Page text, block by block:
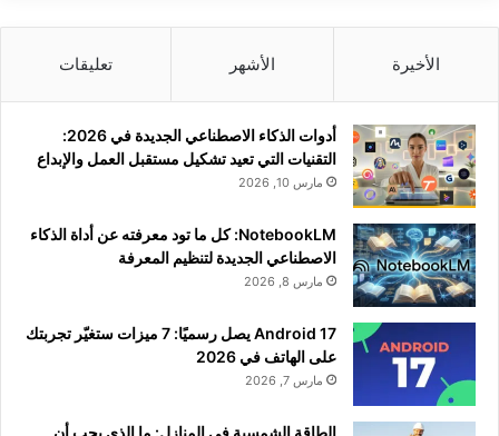
الأخيرة الأشهر تعليقات
أدوات الذكاء الاصطناعي الجديدة في 2026:
التقنيات التي تعيد تشكيل مستقبل العمل والإبداع
مارس 10, 2026
NotebookLM: كل ما تود معرفته عن أداة الذكاء
الاصطناعي الجديدة لتنظيم المعرفة
مارس 8, 2026
Android 17 يصل رسميًا: 7 ميزات ستغيّر تجربتك
على الهاتف في 2026
مارس 7, 2026